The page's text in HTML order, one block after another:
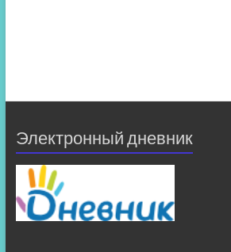
Электронный дневник